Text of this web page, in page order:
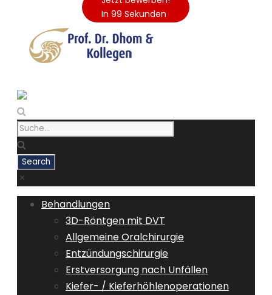
Behandlungen
3D-Röntgen mit DVT
Allgemeine Oralchirurgie
Entzündungschirurgie
Erstversorgung nach Unfällen
Kiefer- / Kieferhöhlenoperationen
In 99 Sekunden